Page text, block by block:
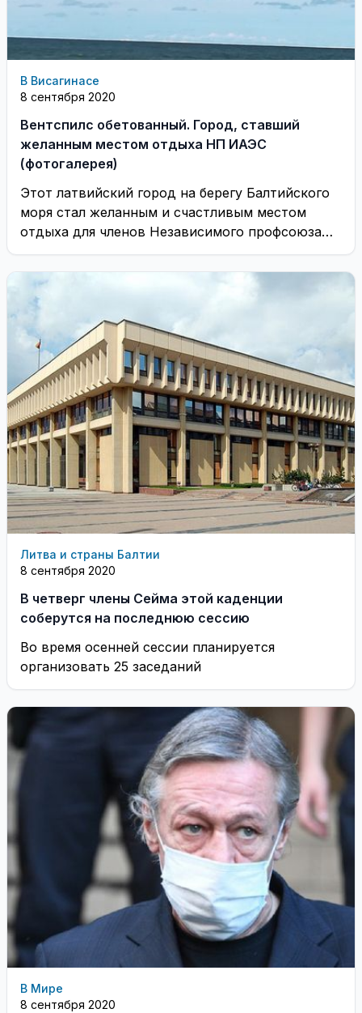
В Висагинасе
8 сентября 2020
Вентспилс обетованный. Город, ставший
желанным местом отдыха НП ИАЭС
(фотогалерея)
Этот латвийский город на берегу Балтийского
моря стал желанным и счастливым местом
отдыха для членов Независимого профсоюза
ИАЭС
Литва и страны Балтии
8 сентября 2020
В четверг члены Сейма этой каденции
соберутся на последнюю сессию
Во время осенней сессии планируется
организовать 25 заседаний
В Мире
8 сентября 2020